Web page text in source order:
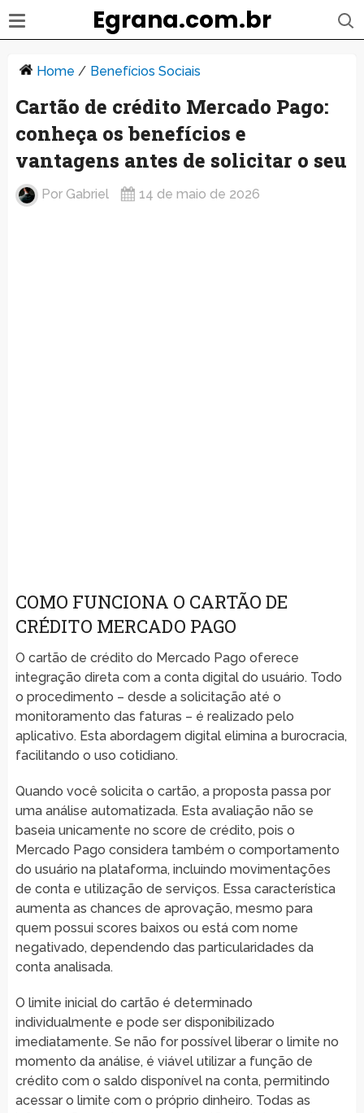
Egrana.com.br
Home / Benefícios Sociais
Cartão de crédito Mercado Pago:
conheça os benefícios e
vantagens antes de solicitar o seu
Por Gabriel 14 de maio de 2026
COMO FUNCIONA O CARTÃO DE
CRÉDITO MERCADO PAGO
O cartão de crédito do Mercado Pago oferece
integração direta com a conta digital do usuário. Todo
o procedimento – desde a solicitação até o
monitoramento das faturas – é realizado pelo
aplicativo. Esta abordagem digital elimina a burocracia,
facilitando o uso cotidiano.
Quando você solicita o cartão, a proposta passa por
uma análise automatizada. Esta avaliação não se
baseia unicamente no score de crédito, pois o
Mercado Pago considera também o comportamento
do usuário na plataforma, incluindo movimentações
de conta e utilização de serviços. Essa característica
aumenta as chances de aprovação, mesmo para
quem possui scores baixos ou está com nome
negativado, dependendo das particularidades da
conta analisada.
O limite inicial do cartão é determinado
individualmente e pode ser disponibilizado
imediatamente. Se não for possível liberar o limite no
momento da análise, é viável utilizar a função de
crédito com o saldo disponível na conta, permitindo
acessar o limite com o próprio dinheiro. Todas as